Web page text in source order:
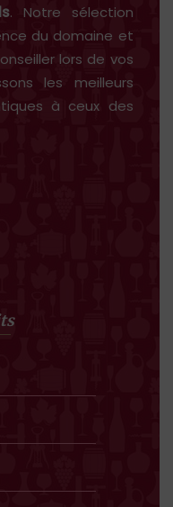
. Notre sélection
du domaine et
lors de vos
les meilleurs
à ceux des